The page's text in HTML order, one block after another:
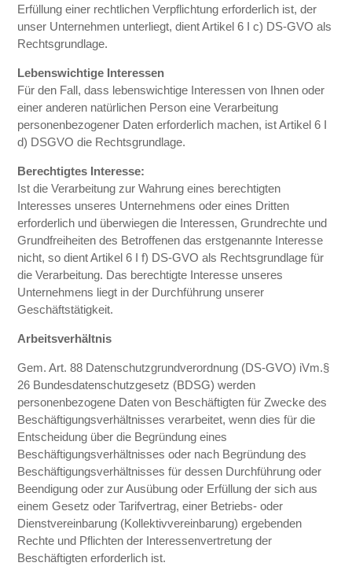
Erfüllung einer rechtlichen Verpflichtung erforderlich ist, der
unser Unternehmen unterliegt, dient Artikel 6 I c) DS-GVO als
Rechtsgrundlage.
Lebenswichtige Interessen
Für den Fall, dass lebenswichtige Interessen von Ihnen oder
einer anderen natürlichen Person eine Verarbeitung
personenbezogener Daten erforderlich machen, ist Artikel 6 I
d) DSGVO die Rechtsgrundlage.
Berechtigtes Interesse:
Ist die Verarbeitung zur Wahrung eines berechtigten
Interesses unseres Unternehmens oder eines Dritten
erforderlich und überwiegen die Interessen, Grundrechte und
Grundfreiheiten des Betroffenen das erstgenannte Interesse
nicht, so dient Artikel 6 I f) DS-GVO als Rechtsgrundlage für
die Verarbeitung. Das berechtigte Interesse unseres
Unternehmens liegt in der Durchführung unserer
Geschäftstätigkeit.
Arbeitsverhältnis
Gem. Art. 88 Datenschutzgrundverordnung (DS-GVO) iVm.§
26 Bundesdatenschutzgesetz (BDSG) werden
personenbezogene Daten von Beschäftigten für Zwecke des
Beschäftigungsverhältnisses verarbeitet, wenn dies für die
Entscheidung über die Begründung eines
Beschäftigungsverhältnisses oder nach Begründung des
Beschäftigungsverhältnisses für dessen Durchführung oder
Beendigung oder zur Ausübung oder Erfüllung der sich aus
einem Gesetz oder Tarifvertrag, einer Betriebs- oder
Dienstvereinbarung (Kollektivvereinbarung) ergebenden
Rechte und Pflichten der Interessenvertretung der
Beschäftigten erforderlich ist.